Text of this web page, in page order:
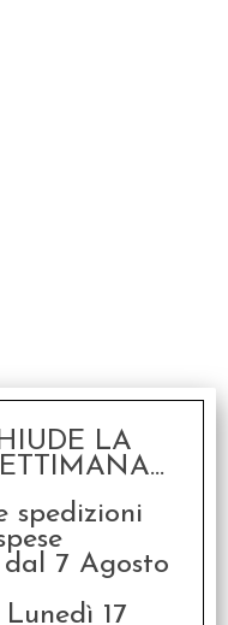
LA
spedizioni
7 Agosto
17